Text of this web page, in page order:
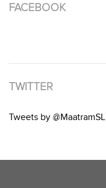
FACEBOOK
TWITTER
Tweets by @MaatramSL